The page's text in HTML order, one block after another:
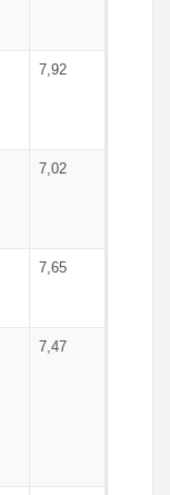
7,92
7,02
7,65
7,47